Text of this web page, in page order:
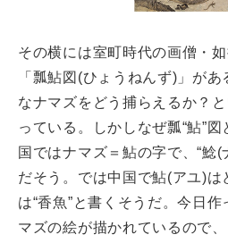
その横には室町時代の画僧・
「瓢鮎図(ひょうねんず)」が
なナマズをどう捕らえるか？
っている。しかしなぜ瓢“鮎”
国ではナマズ＝鮎の字で、“鯰
だそう。では中国で鮎(アユ)は
は“香魚”と書くそうだ。今日
マズの絵が描かれているので